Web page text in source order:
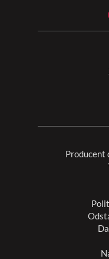
Producent